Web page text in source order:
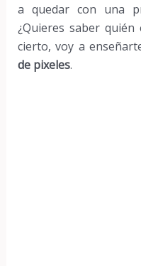
a quedar con una
¿Quieres saber quién
cierto, voy a
de pixeles.